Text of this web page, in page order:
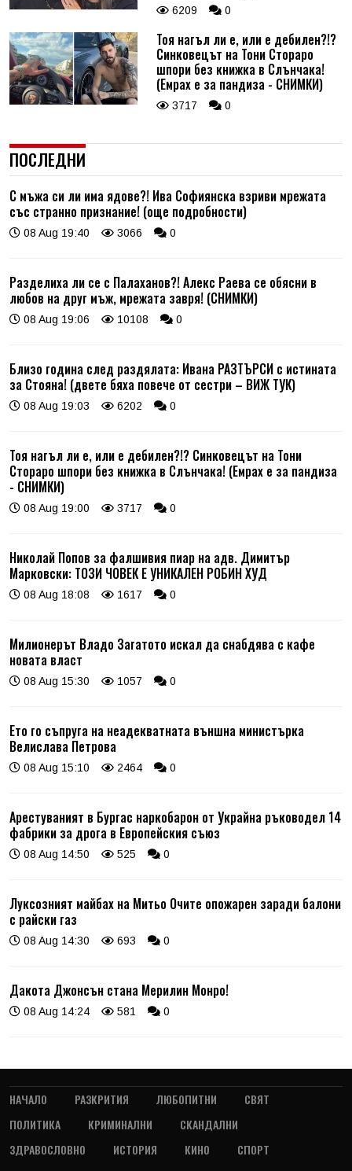
6209 0
Тоя нагъл ли е, или е дебилен?!?
Синковецът на Тони Стораро
шпори без книжка в Слънчака!
(Емрах е за пандиза - СНИМКИ)
3717 0
ПОСЛЕДНИ
С мъжа си ли има ядове?! Ива Софиянска взриви мрежата
със странно признание! (още подробности)
08 Aug 19:40 3066 0
Разделиха ли се с Палаханов?! Алекс Раева се обясни в
любов на друг мъж, мрежата завря! (СНИМКИ)
08 Aug 19:06 10108 0
Близо година след раздялата: Ивана РАЗТЪРСИ с истината
за Стояна! (двете бяха повече от сестри – ВИЖ ТУК)
08 Aug 19:03 6202 0
Тоя нагъл ли е, или е дебилен?!? Синковецът на Тони
Стораро шпори без книжка в Слънчака! (Емрах е за пандиза
- СНИМКИ)
08 Aug 19:00 3717 0
Николай Попов за фалшивия пиар на адв. Димитър
Марковски: ТОЗИ ЧОВЕК Е УНИКАЛЕН РОБИН ХУД
08 Aug 18:08 1617 0
Милионерът Владо Загатото искал да снабдява с кафе
новата власт
08 Aug 15:30 1057 0
Ето го съпруга на неадекватната външна министърка
Велислава Петрова
08 Aug 15:10 2464 0
Арестуваният в Бургас наркобарон от Украйна ръководел 14
фабрики за дрога в Европейския съюз
08 Aug 14:50 525 0
Луксозният майбах на Митьо Очите опожарен заради балони
с райски газ
08 Aug 14:30 693 0
Дакота Джонсън стана Мерилин Монро!
08 Aug 14:24 581 0
НАЧАЛО РАЗКРИТИЯ ЛЮБОПИТНИ
СВЯТ
ПОЛИТИКА
КРИМИНАЛНИ
СКАНДАЛНИ
ЗДРАВОСЛОВНО
ИСТОРИЯ КИНО
СПОРТ